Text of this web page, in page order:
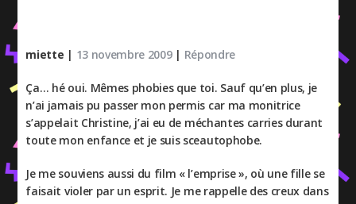
miette | 13 novembre 2009| Répondre
Ça… hé oui. Mêmes phobies que toi. Sauf qu’en plus, je
n’ai jamais pu passer mon permis car ma monitrice
s’appelait Christine, j’ai eu de méchantes carries durant
toute mon enfance et je suis sceautophobe.
Je me souviens aussi du film « l’emprise », où une fille se
faisait violer par un esprit. Je me rappelle des creux dans